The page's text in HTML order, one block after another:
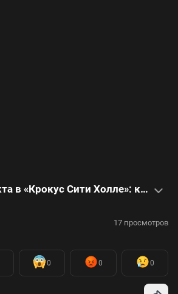
Годовщина теракта в «Крокус Сити Холле»: как это было
17 просмотров
0 0 0